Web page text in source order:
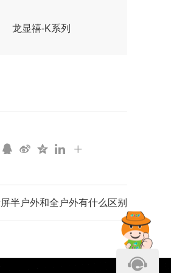
龙显禧-K系列
半户外和全户外有什么区别